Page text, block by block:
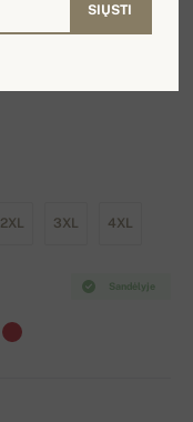
2XL 3XL 4XL
Sandėlyje
SIŲSTI